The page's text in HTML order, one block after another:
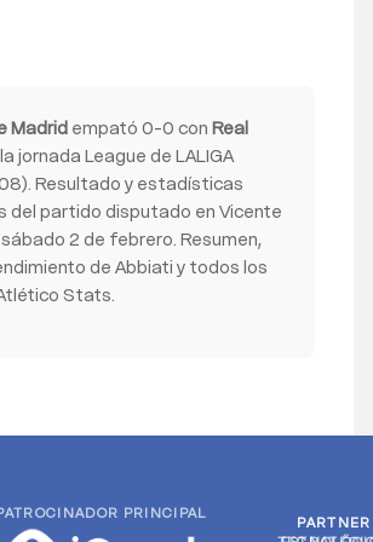
Madrid empató 0-0 con Real
jornada League de LALIGA
Resultado y estadísticas
del partido disputado en Vicente
2 de febrero. Resumen,
de Abbiati y todos los
Stats.
PARTNER
PRINCIPAL
PARTNER